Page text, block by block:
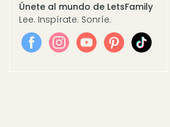
Únete al mundo de LetsFamily
Lee. Inspírate. Sonríe.